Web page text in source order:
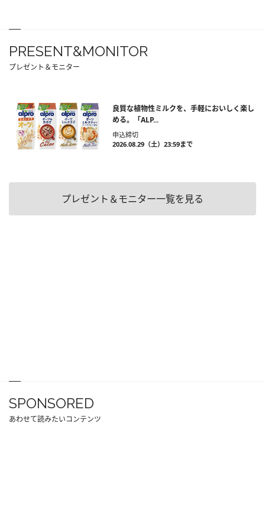
PRESENT&MONITOR
プレゼント＆モニター
良質な植物性ミルクを、手軽においしく楽し
める。「ALP...
申込締切
2026.08.29（土）23:59まで
プレゼント＆モニター一覧を見る
SPONSORED
あわせて読みたいコンテンツ